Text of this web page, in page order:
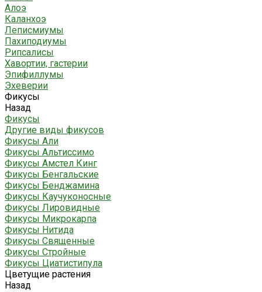
Алоэ
Каланхоэ
Леписмиумы
Пахиподиумы
Рипсалисы
Хавортии, гастерии
Эпифиллумы
Эхеверии
Фикусы
Назад
Фикусы
Другие виды фикусов
Фикусы Али
Фикусы Альтиссимо
Фикусы Амстел Кинг
Фикусы Бенгальские
Фикусы Бенджамина
Фикусы Каучуконосные
Фикусы Лировидные
Фикусы Микрокарпа
Фикусы Нитида
Фикусы Священные
Фикусы Стройные
Фикусы Циатистипула
Цветущие растения
Назад